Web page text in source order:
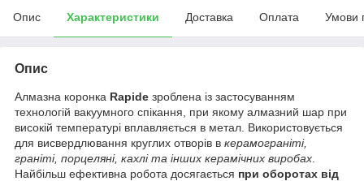
Опис Характеристики Доставка Оплата Умови
Опис
Алмазна коронка Rapide зроблена із застосуванням
технологій вакуумного спікання, при якому алмазний шар при
високій температурі вплавляється в метал. Використовується
для висвердлювання круглих отворів в керамограніті,
граніті, порцеляні, кахлі та інших керамічних виробах
Найбільш ефективна робота досягається при оборотах від